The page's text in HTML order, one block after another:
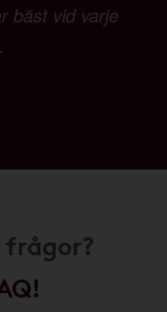
bäst vid varje